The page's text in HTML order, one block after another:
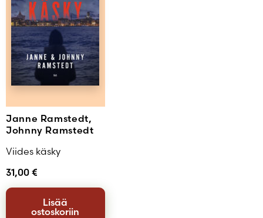
Janne Ramstedt,
Johnny Ramstedt
Viides käsky
31,00 €
Lisää
ostoskoriin